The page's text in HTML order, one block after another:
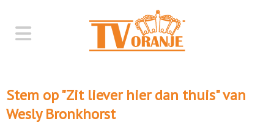
Stem op "Zit liever hier dan thuis" van
Wesly Bronkhorst